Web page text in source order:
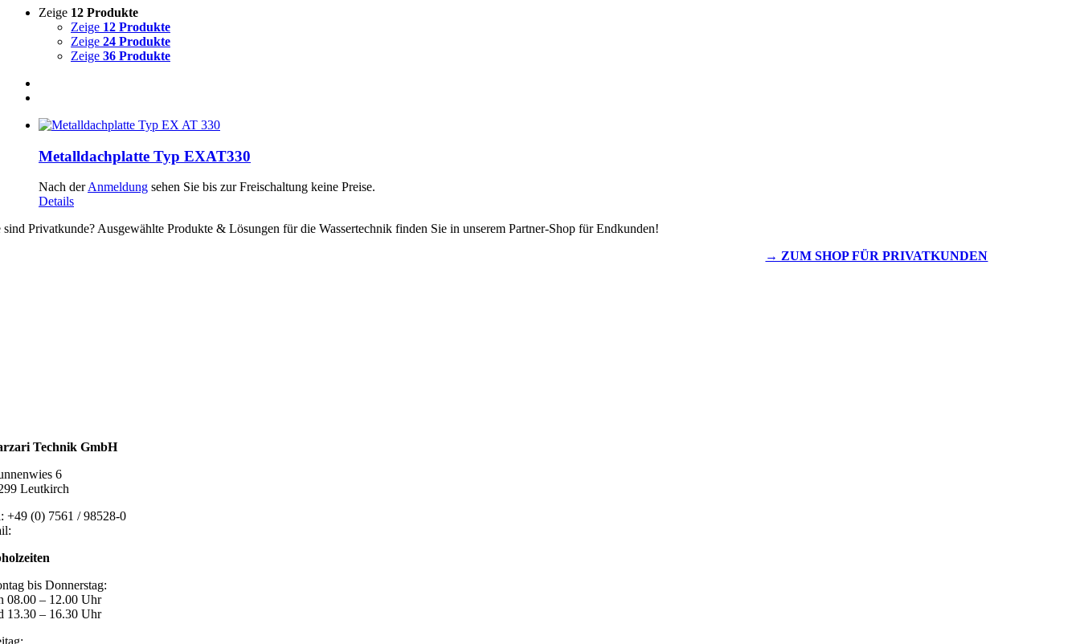
Zeige 12 Produkte
Zeige 12 Produkte
Zeige 24 Produkte
Zeige 36 Produkte
Metalldachplatte Typ EXAT330
Nach derAnmeldung sehen Sie bis zur Freischaltung keine Preise.
Details
sind Privatkunde? Ausgewählte Produkte & Lösungen für die Wassertechnik finden Sie in unserem Partner-Shop für Endkunden!
→ ZUM SHOP FÜR PRIVATKUNDEN
Technik GmbH
6
Leutkirch
+49 (0) 7561 / 98528-0
bis Donnerstag:
08.00 – 12.00 Uhr
13.30 – 16.30 Uhr